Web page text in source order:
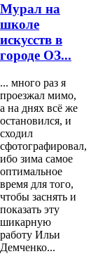
Мурал на
школе
искусств в
городе ОЗ...
... много раз я
проезжал мимо,
а на днях всё же
остановился, и
сходил
сфотографировал,
ибо зима самое
оптимальное
время для того,
чтобы заснять и
показать эту
шикарную
работу Ильи
Демченко...